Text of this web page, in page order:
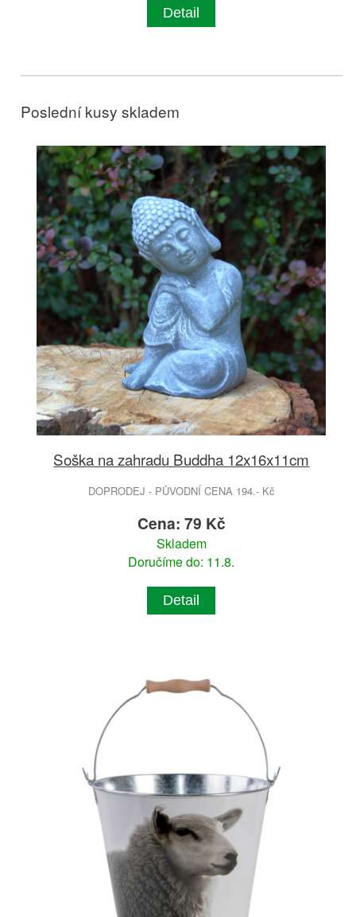
Detail
Poslední kusy skladem
Soška na zahradu Buddha 12x16x11cm
DOPRODEJ - PŮVODNÍ CENA 194.- Kč
Cena: 79 Kč
Skladem
Doručíme do: 11.8.
Detail